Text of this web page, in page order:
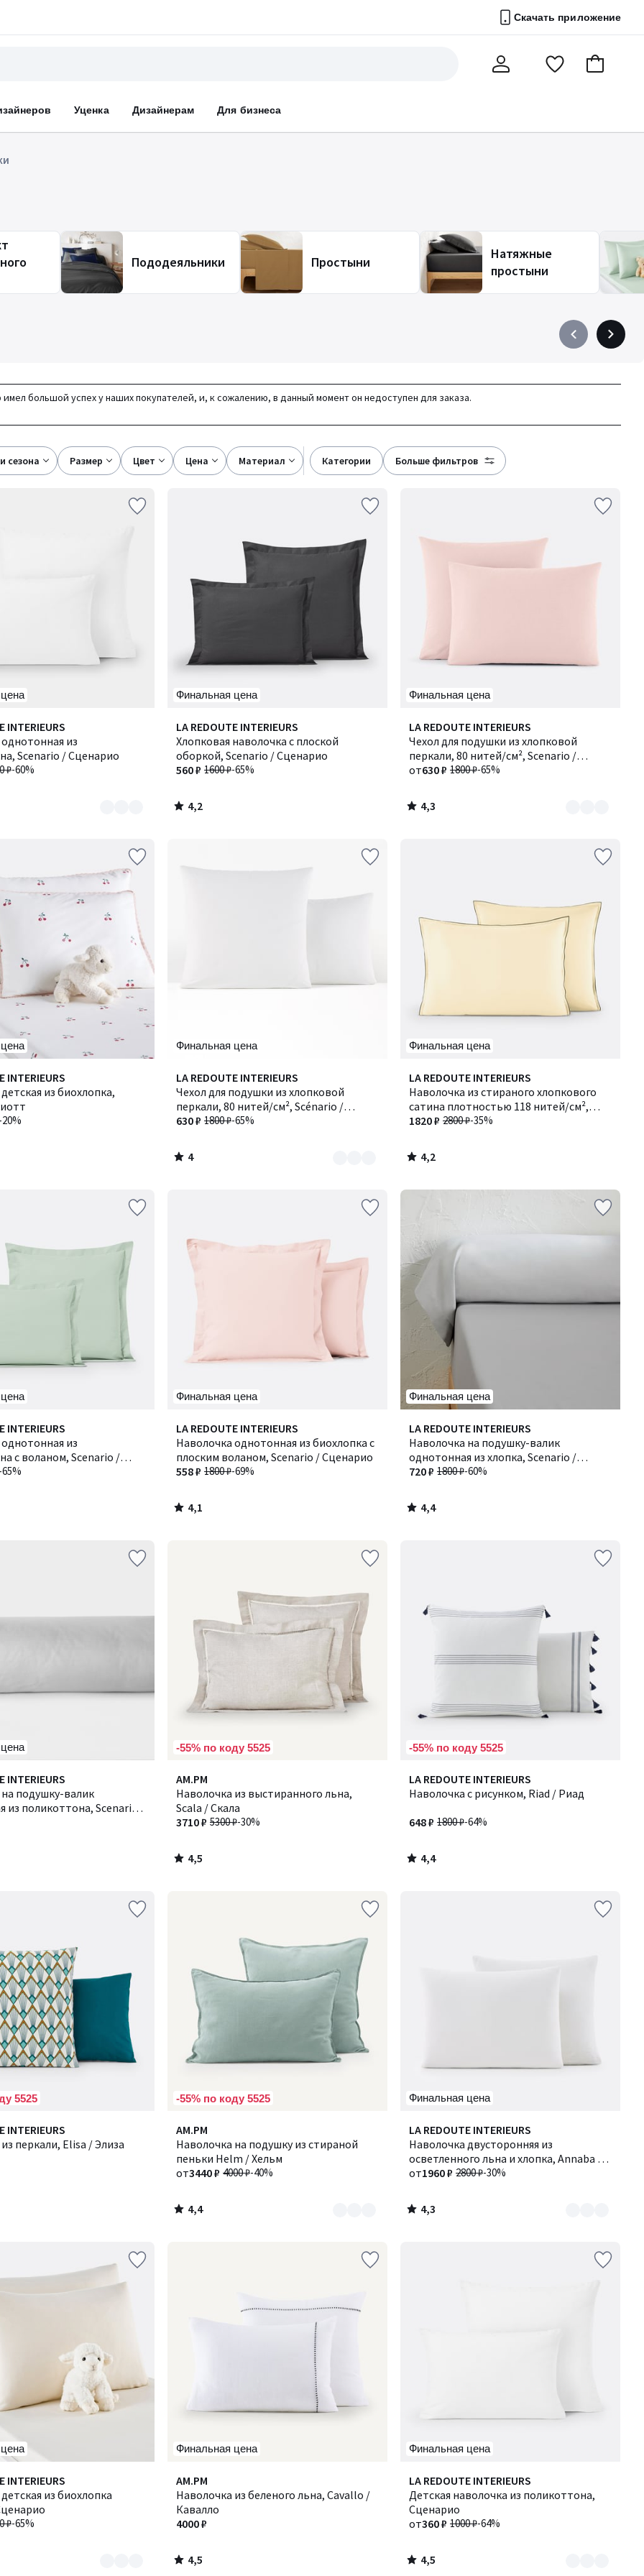
Скачать приложение
Уценка Дизайнерам Для бизнеса
ПерейтиВ
Пододеяльники Простыни
Натяжные
простыни
Précédent
à
Suivant
à
большой успех у наших покупателей, и, к сожалению, в данный момент он недоступен для заказа.
сезона размер цвет цена материал категории больше фильтров
INTERIEURS
из
Scenario / Сценарио
₽-60%
Финальная цена
LA REDOUTE INTERIEURS
Хлопковая наволочка с плоской
оборкой, Scenario / Сценарио
1600 ₽-65%
560 ₽
4,2
/ 5
4,2
/
Финальная цена
LA REDOUTE INTERIEURS
Чехол для подушки из хлопковой
перкали, 80 нитей/см², Scenario /
Сценарио1800 ₽-65%
от630 ₽
4,3
/ 5
Количество
цветов:
4
4,3
/
INTERIEURS
из биохлопка,
-20%
Финальная цена
LA REDOUTE INTERIEURS
Чехол для подушки из хлопковой
перкали, 80 нитей/см², Scénario /
Сценарио
1800 ₽-65%
630 ₽
4
/
5
Количество
цветов:
3
4
/
Финальная цена
LA REDOUTE INTERIEURS
Наволочка из стираного хлопкового
сатина плотностью 118 нитей/см²,
Victor / Виктор
2800 ₽-35%
1820 ₽
4,2
/ 5
4,2
/
INTERIEURS
из
с воланом, Scenario /
-65%
Финальная цена
LA REDOUTE INTERIEURS
Наволочка однотонная из биохлопка с
плоским воланом, Scenario / Сценарио
1800 ₽-69%
558 ₽
4,1
/ 5
4,1
/
Финальная цена
LA REDOUTE INTERIEURS
Наволочка на подушку-валик
однотонная из хлопка, Scenario /
Сценарио
1800 ₽-60%
720 ₽
4,4
/ 5
4,4
/
INTERIEURS
подушку-валик
из поликоттона, Scenario /
-55% по коду 5525
AM.PM
Наволочка из выстиранного льна,
Scala / Скала
5300 ₽-30%
3710 ₽
4,5
/ 5
4,5
/
-55% по коду 5525
LA REDOUTE INTERIEURS
Наволочка с рисунком, Riad / Риад
1800 ₽-64%
648 ₽
4,4
/ 5
4,4
/
5525
INTERIEURS
перкали, Elisa / Элиза
-55% по коду 5525
AM.PM
Наволочка на подушку из стираной
пеньки Helm / Хельм
4000 ₽-40%
от3440 ₽
4,4
/ 5
Количество
цветов:
4
4,4
/
Финальная цена
LA REDOUTE INTERIEURS
Наволочка двусторонняя из
осветленного льна и хлопка, Annaba /
Аннаба
2800 ₽-30%
от1960 ₽
4,3
/ 5
Количество
цветов:
2
4,3
/
INTERIEURS
из биохлопка
₽-65%
Финальная цена
AM.PM
Наволочка из беленого льна, Cavallo /
Кавалло
4000 ₽
4,5
/ 5
4,5
/
Финальная цена
LA REDOUTE INTERIEURS
Детская наволочка из поликоттона,
Сценарио
1000 ₽-64%
от360 ₽
4,5
/ 5
Количество
цветов:
6
4,5
/